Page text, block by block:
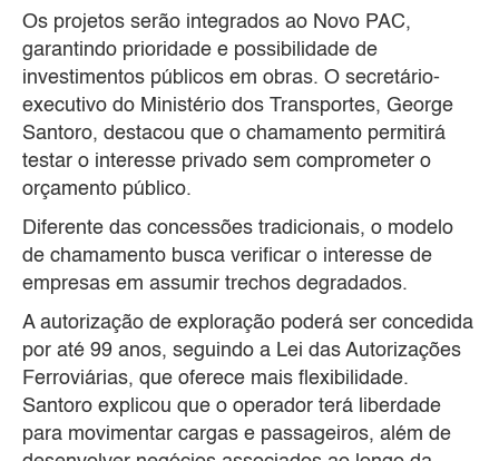
Os projetos serão integrados ao Novo PAC,
garantindo prioridade e possibilidade de
investimentos públicos em obras. O secretário-
executivo do Ministério dos Transportes, George
Santoro, destacou que o chamamento permitirá
testar o interesse privado sem comprometer o
orçamento público.
Diferente das concessões tradicionais, o modelo
de chamamento busca verificar o interesse de
empresas em assumir trechos degradados.
A autorização de exploração poderá ser concedida
por até 99 anos, seguindo a Lei das Autorizações
Ferroviárias, que oferece mais flexibilidade.
Santoro explicou que o operador terá liberdade
para movimentar cargas e passageiros, além de